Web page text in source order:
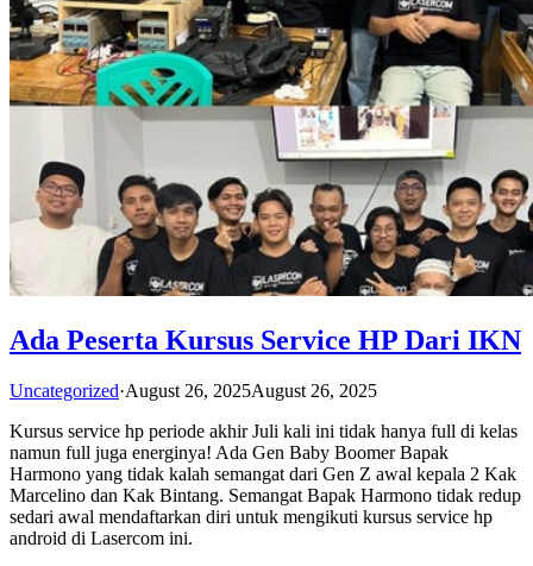
Ada Peserta Kursus Service HP Dari IKN
Uncategorized·August 26, 2025August 26, 2025
Kursus service hp periode akhir Juli kali ini tidak hanya full di kelas
namun full juga energinya! Ada Gen Baby Boomer Bapak
Harmono yang tidak kalah semangat dari Gen Z awal kepala 2 Kak
Marcelino dan Kak Bintang. Semangat Bapak Harmono tidak redup
sedari awal mendaftarkan diri untuk mengikuti kursus service hp
android di Lasercom ini.